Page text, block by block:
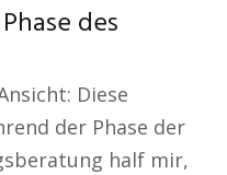
des
Diese
der Phase der
half mir,